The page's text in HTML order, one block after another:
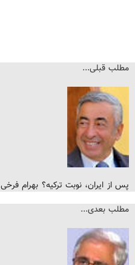
مطلب قبلی...
پس از ایران، نوبت ترکیه؟ بهرام فرخی
مطلب بعدی...